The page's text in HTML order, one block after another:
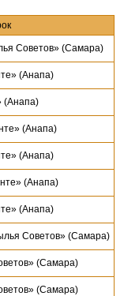
Советов» (Самара)
(Анапа)
(Анапа)
(Анапа)
(Анапа)
(Анапа)
(Анапа)
Советов» (Самара)
(Самара)
(Самара)